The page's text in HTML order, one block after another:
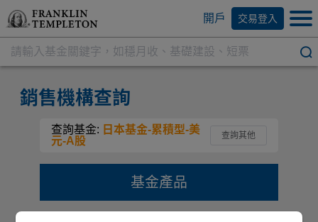
開戶 交易登入
銷售機構查詢
查詢基金: 日本基金-累積型-美
元-A股
查詢其他
基金產品